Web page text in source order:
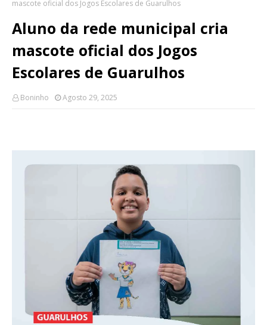
mascote oficial dos Jogos Escolares de Guarulhos
Aluno da rede municipal cria
mascote oficial dos Jogos
Escolares de Guarulhos
Boninho Agosto 29, 2025